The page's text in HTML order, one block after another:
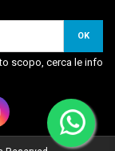
scopo, cerca le info